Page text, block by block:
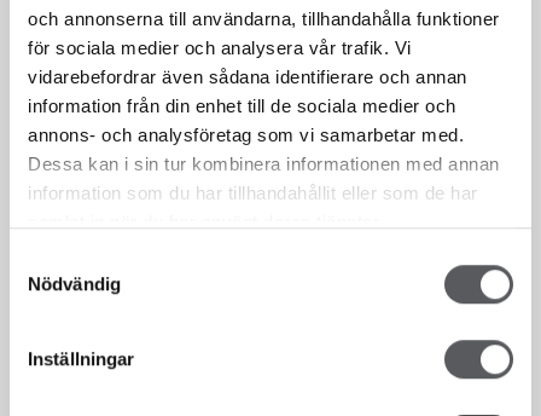
och annonserna till användarna, tillhandahålla funktioner
för sociala medier och analysera vår trafik. Vi
vidarebefordrar även sådana identifierare och annan
information från din enhet till de sociala medier och
annons- och analysföretag som vi samarbetar med.
Dessa kan i sin tur kombinera informationen med annan
information som du har tillhandahållit eller som de har
Nödvändig
Inställningar
Vi er her for deg!
Et hus er så mye mer enn bare fire vegger. Det er et hjem, et
fristed, en plass man slapper av og nyter fritiden. Det er her de små